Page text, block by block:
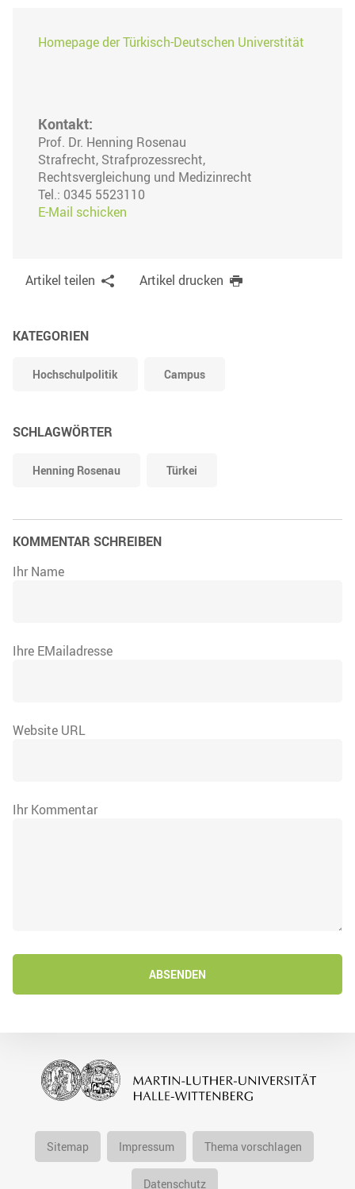
Homepage der Türkisch-Deutschen Universtität
Kontakt:
Prof. Dr. Henning Rosenau
Strafrecht, Strafprozessrecht,
Rechtsvergleichung und Medizinrecht
Tel.: 0345 5523110
E-Mail schicken
Artikel teilen Artikel drucken
KATEGORIEN
Hochschulpolitik Campus
SCHLAGWÖRTER
Henning Rosenau Türkei
KOMMENTAR SCHREIBEN
Ihr Name
Ihre EMailadresse
Website URL
Ihr Kommentar
ABSENDEN
Sitemap Impressum Thema vorschlagen
Datenschutz